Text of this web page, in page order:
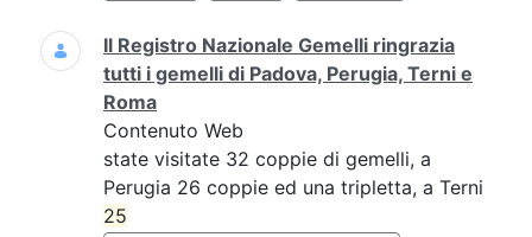
Il Registro Nazionale Gemelli ringrazia
tutti i gemelli di Padova, Perugia, Terni e
Roma
Contenuto Web
state visitate 32 coppie di gemelli, a
Perugia 26 coppie ed una tripletta, a Terni
25